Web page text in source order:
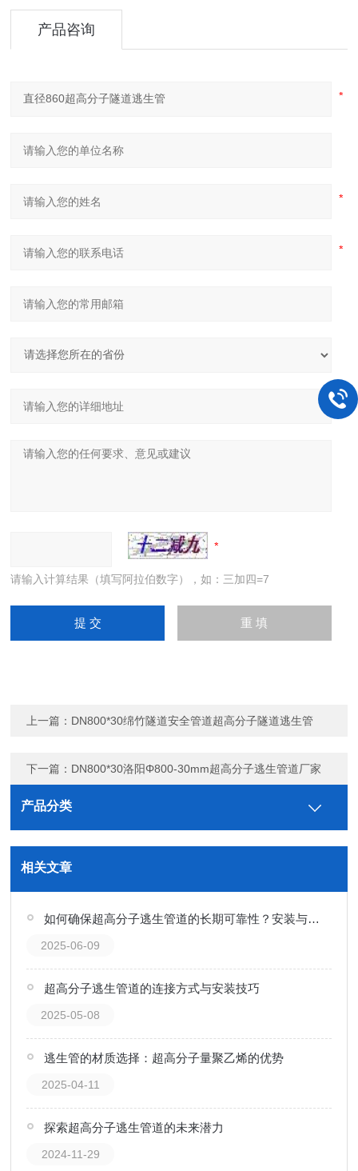
产品咨询
请输入计算结果（填写阿拉伯数字），如：三加四=7
上一篇： DN800*30绵竹隧道安全管道超高分子隧道逃生管
下一篇： DN800*30洛阳Φ800-30mm超高分子逃生管道厂家
产品分类
相关文章
如何确保超高分子逃生管道的长期可靠性？安装与维护关键点
2025-06-09
超高分子逃生管道的连接方式与安装技巧
2025-05-08
逃生管的材质选择：超高分子量聚乙烯的优势
2025-04-11
探索超高分子逃生管道的未来潜力
2024-11-29